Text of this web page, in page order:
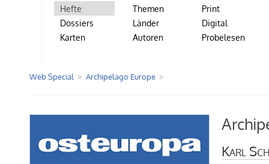
Hefte
Dossiers
Karten
Themen
Länder
Autoren
Print
Digital
Probelesen
Web Special Archipelago Europe
Karl